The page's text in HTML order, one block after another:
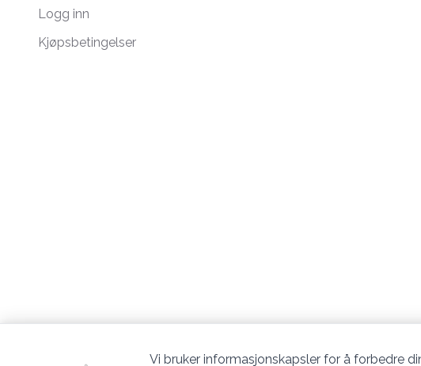
Logg inn
Kjøpsbetingelser
Vi bruker informasjonskapsler for å forbedre